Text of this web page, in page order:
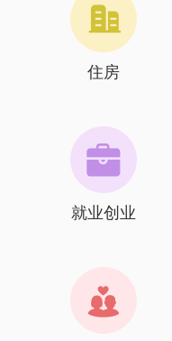
住房
就业创业